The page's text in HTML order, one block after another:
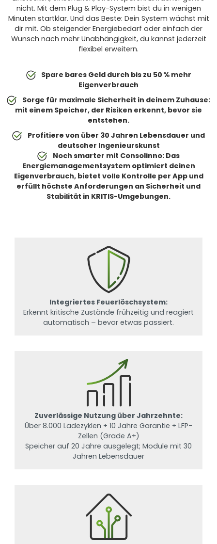
nicht. Mit dem Plug & Play-System bist du in wenigen
Minuten startklar. Und das Beste: Dein System wächst mit
dir mit. Ob steigender Energiebedarf oder einfach der
Wunsch nach mehr Unabhängigkeit, du kannst jederzeit
flexibel erweitern.
Spare bares Geld durch bis zu 50 % mehr
Eigenverbrauch
Sorge für maximale Sicherheit in deinem Zuhause:
mit einem Speicher, der Risiken erkennt, bevor sie
entstehen.
Profitiere von über 30 Jahren Lebensdauer und
deutscher Ingenieurskunst
Noch smarter mit Consolinno: Das
Energiemanagementsystem optimiert deinen
Eigenverbrauch, bietet volle Kontrolle per App und
erfüllt höchste Anforderungen an Sicherheit und
Stabilität in KRITIS-Umgebungen.
Integriertes Feuerlöschsystem:
Erkennt kritische Zustände frühzeitig und reagiert
automatisch – bevor etwas passiert.
Zuverlässige Nutzung über Jahrzehnte:
Über 8.000 Ladezyklen + 10 Jahre Garantie + LFP-
Zellen (Grade A+)
Speicher auf 20 Jahre ausgelegt; Module mit 30
Jahren Lebensdauer